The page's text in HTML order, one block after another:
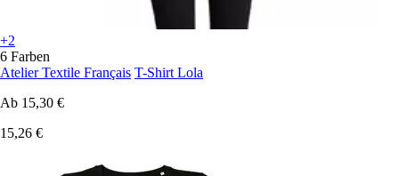
+2
6 Farben
Atelier Textile Français T-Shirt Lola
Ab 15,30 €
15,26 €